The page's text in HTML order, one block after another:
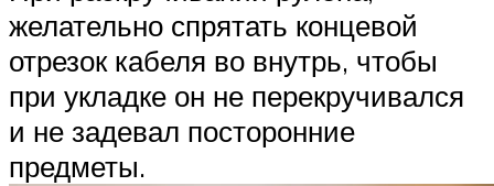
желательно спрятать концевой
отрезок кабеля во внутрь, чтобы
при укладке он не перекручивался
и не задевал посторонние
предметы.